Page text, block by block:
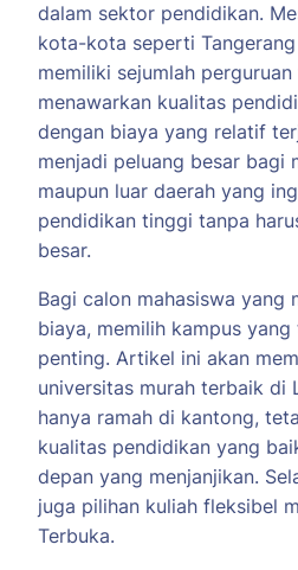
dalam sektor pendidikan.
kota-kota seperti
memiliki sejumlah
menawarkan kualitas
dengan biaya yang relatif
menjadi peluang besar bagi
maupun luar daerah yang
pendidikan tinggi tanpa
besar.
Bagi calon mahasiswa yang
biaya, memilih kampus
penting. Artikel ini akan
universitas murah terbaik di
hanya ramah di kantong,
kualitas pendidikan yang
depan yang menjanjikan.
juga pilihan kuliah fleksibel
Terbuka.